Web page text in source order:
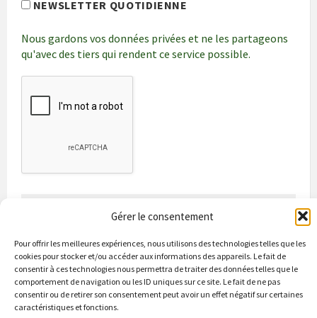
Gérer le consentement
Pour offrir les meilleures expériences, nous utilisons des technologies telles que les
cookies pour stocker et/ou accéder aux informations des appareils. Le fait de
consentir à ces technologies nous permettra de traiter des données telles que le
comportement de navigation ou les ID uniques sur ce site. Le fait de ne pas
consentir ou de retirer son consentement peut avoir un effet négatif sur certaines
caractéristiques et fonctions.
NEWSLETTER QUOTIDIENNE
Nous gardons vos données privées et ne les partageons
qu'avec des tiers qui rendent ce service possible.
Bienvenue à Puycapel La municipalité
Actualités
Les Associations
Les bonnes adresses
Un peu d’histoire
Contacts & renseignements